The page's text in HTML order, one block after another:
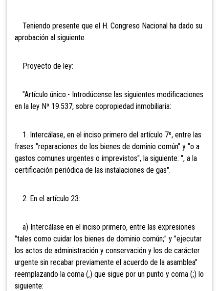
Teniendo presente que el H. Congreso Nacional ha dado su
aprobación al siguiente
Proyecto de ley:
"Artículo único.- Introdúcense las siguientes modificaciones
en la ley Nº 19.537, sobre copropiedad inmobiliaria:
1. Intercálase, en el inciso primero del artículo 7º, entre las
frases "reparaciones de los bienes de dominio común" y "o a
gastos comunes urgentes o imprevistos", la siguiente: ", a la
certificación periódica de las instalaciones de gas".
2. En el artículo 23:
a) Intercálase en el inciso primero, entre las expresiones
"tales como cuidar los bienes de dominio común;" y "ejecutar
los actos de administración y conservación y los de carácter
urgente sin recabar previamente el acuerdo de la asamblea"
reemplazando la coma (,) que sigue por un punto y coma (;) lo
siguiente: